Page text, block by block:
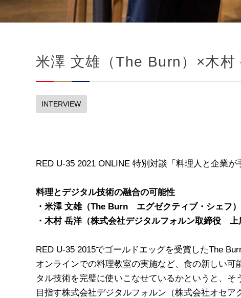
米澤 文雄（The Burn）×木村
INTERVIEW
RED U-35 2021 ONLINE 特別対談「料理人と企業が
料理とデジタル技術の融合の可能性
・米澤 文雄（The Burn エグゼクティブ・シェフ）
・木村 岳洋（株式会社デジタルフォルン取締役
RED U-35 2015でゴールドエッグを受賞したThe
オンラインでの料理教室の実施など、食の新しい
タル技術を完璧に使いこなせているかというと、
目指す株式会社デジタルフォルン（株式会社オセ